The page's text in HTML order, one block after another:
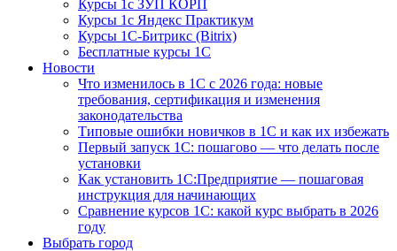
Курсы 1с ЗУП КОРП
Курсы 1с Яндекс Практикум
Курсы 1С-Битрикс (Bitrix)
Бесплатные курсы 1С
Новости
Что изменилось в 1С с 2026 года: новые
требования, сертификация и изменения
законодательства
Типовые ошибки новичков в 1С и как их избежать
Первый запуск 1С: пошагово — что делать после
установки
Как установить 1С:Предприятие — пошаговая
инструкция для начинающих
Сравнение курсов 1С: какой курс выбрать в 2026
году
Выбрать город